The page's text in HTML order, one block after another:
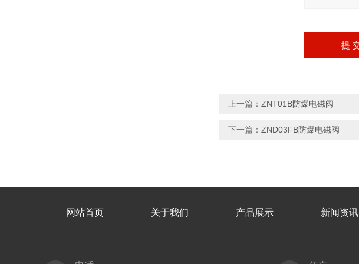
上一篇： ZNT01B防爆电磁阀
下一篇： ZND03FB防爆电磁阀
网站首页 关于我们 产品展示 新闻资讯